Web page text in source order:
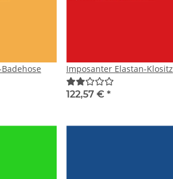
Imposanter Elastan-Klositz
122,57 € *